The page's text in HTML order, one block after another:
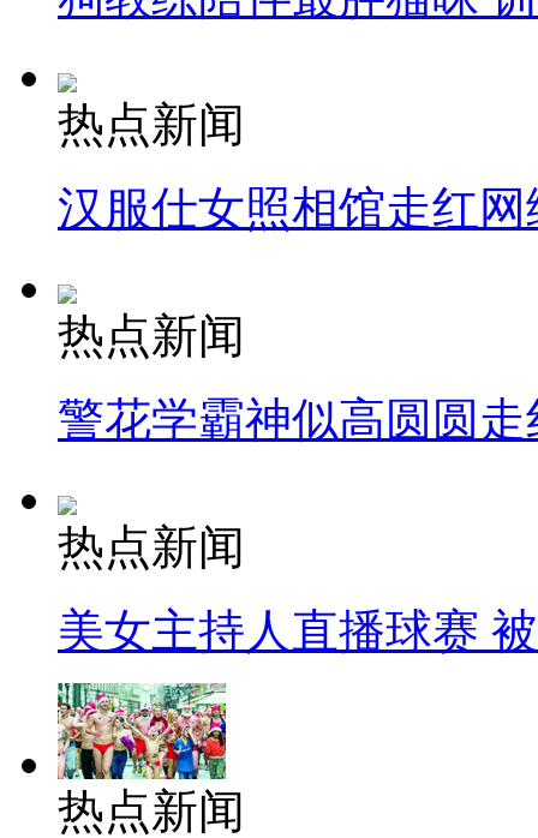
热点新闻
汉服仕女照相馆走红网
热点新闻
警花学霸神似高圆圆走
热点新闻
美女主持人直播球赛
热点新闻